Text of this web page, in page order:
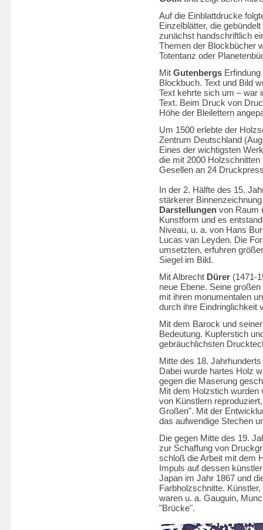
Auf die Einblattdrucke
Einzelblätter, die
zunächst handschriftlich
Themen der Blockbücher
Totentanz oder
Mit Gutenbergs
Blockbuch. Text und Bild
Text kehrte sich um – war
Text. Beim Druck von
Höhe der Bleilettern
Um 1500 erlebte der
Zentrum Deutschland
Eines der wichtigsten
die mit 2000
Gesellen an 24
In der 2. Hälfte des 15.
stärkerer
Darstellungen von Raum
Kunstform und es
Niveau, u. a. von Hans
Lucas van Leyden. Die
umsetzten, erfuhren
Siegel im Bild.
Mit Albrecht Dürer (1471-
neue Ebene. Seine
mit ihren monumentalen
durch ihre Eindringlichkeit
Mit dem Barock und
Bedeutung. Kupferstich
gebräuchlichsten
Mitte des 18.
Dabei wurde hartes Holz
gegen die Maserung
Mit dem Holzstich wurden
von Künstlern
Großen". Mit der
das aufwendige Stechen
Die gegen Mitte des 19.
zur Schaffung von
schloß die Arbeit mit dem
Impuls auf dessen
Japan im Jahr 1867 und
Farbholzschnitte.
waren u. a. Gauguin,
"Brücke".